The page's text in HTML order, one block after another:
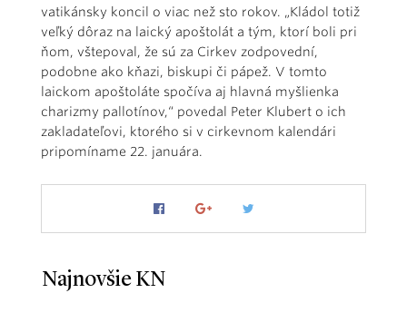
vatikánsky koncil o viac než sto rokov. „Kládol totiž
veľký dôraz na laický apoštolát a tým, ktorí boli pri
ňom, vštepoval, že sú za Cirkev zodpovední,
podobne ako kňazi, biskupi či pápež. V tomto
laickom apoštoláte spočíva aj hlavná myšlienka
charizmy pallotínov,“ povedal Peter Klubert o ich
zakladateľovi, ktorého si v cirkevnom kalendári
pripomíname 22. januára.
Najnovšie KN